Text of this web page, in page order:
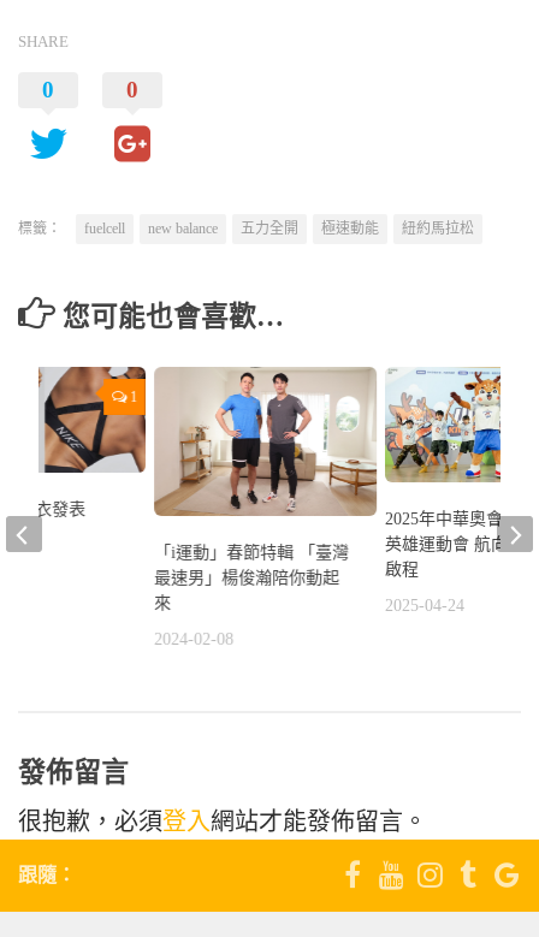
SHARE
0 0
標籤： fuelcell new balance 五力全開 極速動能 紐約馬拉松
您可能也會喜歡…
「i運動」春節特輯 「臺灣
最速男」楊俊瀚陪你動起
來
2024-02-08
2025年中華奧會第3
英雄運動會 航向奧
啟程
2025-04-24
1
內衣發表
發佈留言
很抱歉，必須登入網站才能發佈留言。
跟隨：